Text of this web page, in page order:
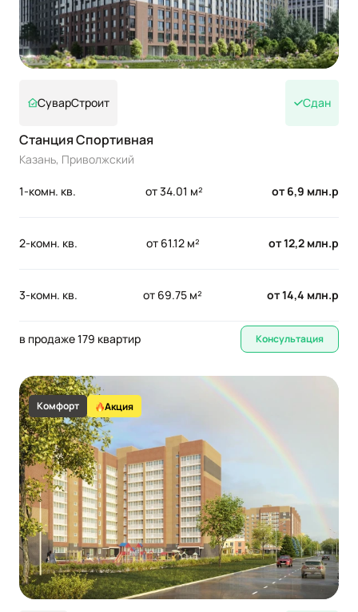
СуварСтроит Сдан
Станция Спортивная
Казань, Приволжский
1-комн. кв. от 34.01 м² от 6,9 млн.р
2-комн. кв. от 61.12 м² от 12,2 млн.р
3-комн. кв. от 69.75 м² от 14,4 млн.р
в продаже 179 квартир Консультация
Комфорт Акция